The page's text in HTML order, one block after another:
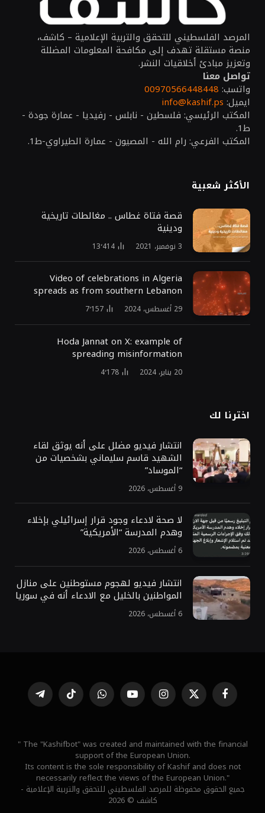
المرصد الفلسطيني للتحقق والتربية الإعلامية – كاشف،
منصة مستقلة تهدف إلى مكافحة المعلومات المضللة
وتعزيز مبادئ أخلاقيات النشر.
تواصل معنا
واتسب: 00970566448448
ايميل: info@kashif.ps
المكتب الرئيسي: فلسطين - نابلس - رفيديا - عمارة جودة -
ط1.
المكتب الفرعي: رام الله - المصيون - عمارة الطيراوي-ط1.
الأكثر شعبية
قصة فتاة غطاس .. مغالطات تاريخية
ودينية
3 نوفمبر، 2021 13٬414
Video of celebrations in Algeria
spreads as from southern Lebanon
29 أغسطس، 2024 7٬157
Hoda Jannat on X: example of
spreading misinformation
20 يناير، 2024 4٬178
اخترنا لك
انتشار فيديو مضلل على أنه يوثق لقاء
الشهيد قاسم سليماني بشخصيات من
“الموساد”
9 أغسطس، 2026
لا صحة لادعاء وجود قرار إسرائيلي بإخلاء
وهدم المدرسة “الأمريكية”
6 أغسطس، 2026
انتشار فيديو لهجوم مستوطنين على منازل
المواطنين بالخليل مع الادعاء أنه في سوريا
6 أغسطس، 2026
فيسبوك X
(Twitter)
الانستغراميوتيوب واتساب تيكتوك تيلقرام
" The "Kashifbot" was created and maintained with the financial
support of the European Union.
Its content is the sole responsibility of Kashif and does not
necessarily reflect the views of the European Union."
جميع الحقوق محفوظة للمرصد الفلسطيني للتحقق والتربية الإعلامية -
كاشف © 2026